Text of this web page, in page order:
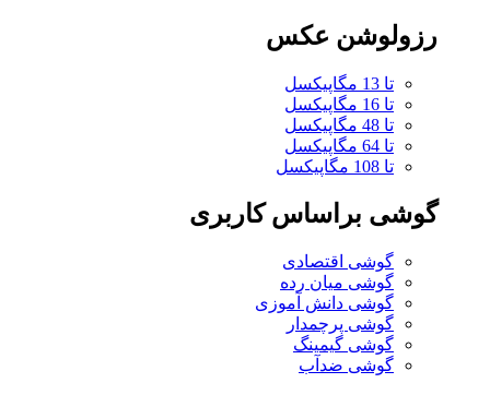
رزولوشن عکس
تا 13 مگاپیکسل
تا 16 مگاپیکسل
تا 48 مگاپیکسل
تا 64 مگاپیکسل
تا 108 مگاپیکسل
گوشی براساس کاربری
گوشی اقتصادی
گوشی میان رده
گوشی دانش آموزی
گوشی پرچمدار
گوشی گیمینگ
گوشی ضدآب